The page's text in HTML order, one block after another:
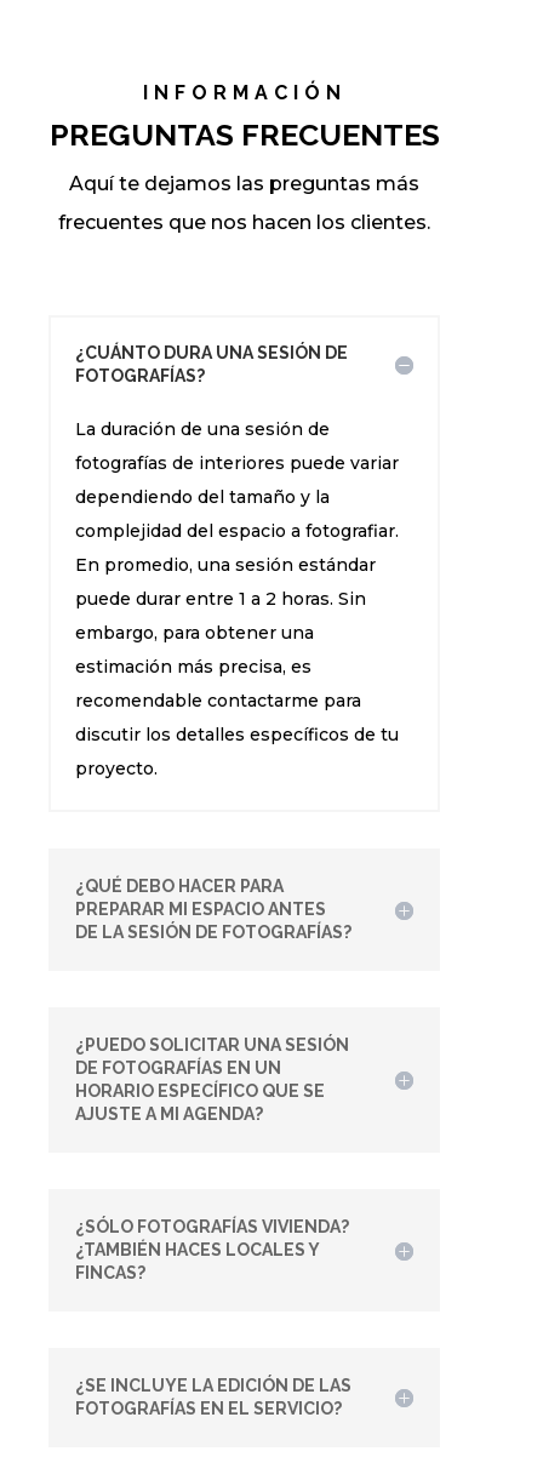
INFORMACIÓN
PREGUNTAS FRECUENTES
Aquí te dejamos las preguntas más
frecuentes que nos hacen los clientes.
¿CUÁNTO DURA UNA SESIÓN DE
FOTOGRAFÍAS?
La duración de una sesión de
fotografías de interiores puede variar
dependiendo del tamaño y la
complejidad del espacio a fotografiar.
En promedio, una sesión estándar
puede durar entre 1 a 2 horas. Sin
embargo, para obtener una
estimación más precisa, es
recomendable contactarme para
discutir los detalles específicos de tu
proyecto.
¿QUÉ DEBO HACER PARA
PREPARAR MI ESPACIO ANTES
DE LA SESIÓN DE FOTOGRAFÍAS?
¿PUEDO SOLICITAR UNA SESIÓN
DE FOTOGRAFÍAS EN UN
HORARIO ESPECÍFICO QUE SE
AJUSTE A MI AGENDA?
¿SÓLO FOTOGRAFÍAS VIVIENDA?
¿TAMBIÉN HACES LOCALES Y
FINCAS?
¿SE INCLUYE LA EDICIÓN DE LAS
FOTOGRAFÍAS EN EL SERVICIO?